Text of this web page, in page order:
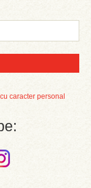
caracter personal